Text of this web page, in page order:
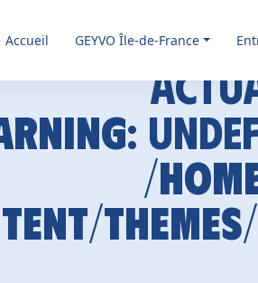
Accueil GEYVOÎle-de-France
:
/